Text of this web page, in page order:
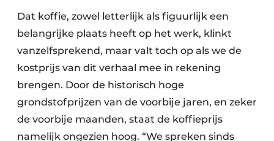
Dat koffie, zowel letterlijk als figuurlijk een
belangrijke plaats heeft op het werk, klinkt
vanzelfsprekend, maar valt toch op als we de
kostprijs van dit verhaal mee in rekening
brengen. Door de historisch hoge
grondstofprijzen van de voorbije jaren, en zeker
de voorbije maanden, staat de koffieprijs
namelijk ongezien hoog. “We spreken sinds